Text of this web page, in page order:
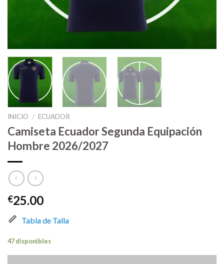
INICIO / ECUADOR
Camiseta Ecuador Segunda Equipación
Hombre 2026/2027
€25.00
Tabla de Talla
47 disponibles